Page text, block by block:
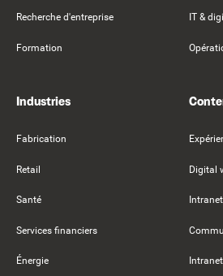
Recherche d'entreprise
Formation
IT &
Industries
Fabrication
Retail
Santé
Services financiers
Énergie
Digital